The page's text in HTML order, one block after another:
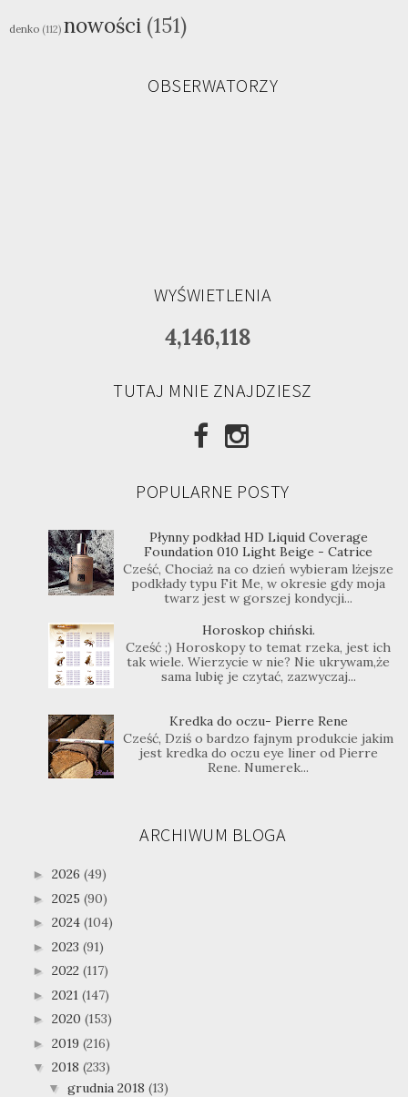
denko (112) nowości (151)
OBSERWATORZY
WYŚWIETLENIA
4,146,118
TUTAJ MNIE ZNAJDZIESZ
POPULARNE POSTY
Płynny podkład HD Liquid Coverage
Foundation 010 Light Beige - Catrice
Cześć, Chociaż na co dzień wybieram lżejsze
podkłady typu Fit Me, w okresie gdy moja
twarz jest w gorszej kondycji...
Horoskop chiński.
Cześć ;) Horoskopy to temat rzeka, jest ich
tak wiele. Wierzycie w nie? Nie ukrywam,że
sama lubię je czytać, zazwyczaj...
Kredka do oczu- Pierre Rene
Cześć, Dziś o bardzo fajnym produkcie jakim
jest kredka do oczu eye liner od Pierre
Rene. Numerek...
ARCHIWUM BLOGA
► 2026 (49)
► 2025 (90)
► 2024 (104)
► 2023 (91)
► 2022 (117)
► 2021 (147)
► 2020 (153)
► 2019 (216)
▼ 2018 (233)
▼ grudnia 2018 (13)